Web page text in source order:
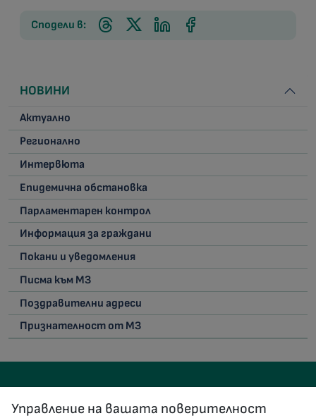
Сподели в:
НОВИНИ
Актуално
Регионално
Интервюта
Епидемична обстановка
Парламентарен контрол
Информация за граждани
Покани и уведомления
Писма към МЗ
Поздравителни адреси
Признателност от МЗ
Управление на вашата поверителност